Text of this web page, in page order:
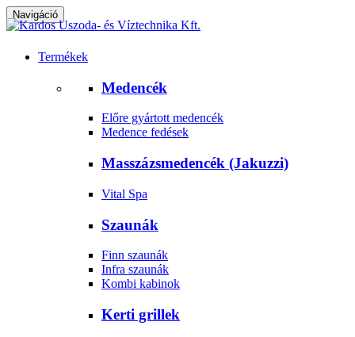
Navigáció
Termékek
Medencék
Előre gyártott medencék
Medence fedések
Masszázsmedencék (Jakuzzi)
Vital Spa
Szaunák
Finn szaunák
Infra szaunák
Kombi kabinok
Kerti grillek